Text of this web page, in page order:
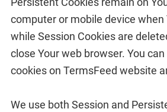
computer or mobile device when
while Session Cookies are
close Your web browser. You
cookies on TermsFeed website
We use both Session and